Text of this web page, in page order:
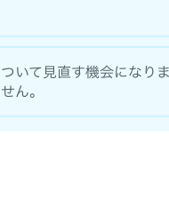
いて見直す機会になり
ん。